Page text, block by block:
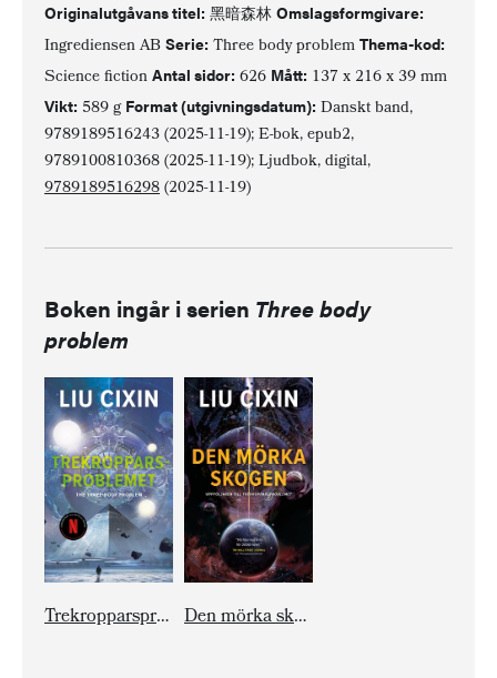
Originalutgåvans titel: 黑暗森林 Omslagsformgivare:
Ingrediensen AB Serie: Three body problem Thema-kod:
Science fiction Antal sidor: 626 Mått: 137 x 216 x 39 mm
Vikt: 589 g Format (utgivningsdatum): Danskt band,
9789189516243 (2025-11-19); E-bok, epub2,
9789100810368 (2025-11-19); Ljudbok, digital,
9789189516298(2025-11-19)
Boken ingår i serien Three body
problem
Trekropparsproblemet Den mörka skogen